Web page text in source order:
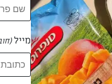
דקות.
מייל